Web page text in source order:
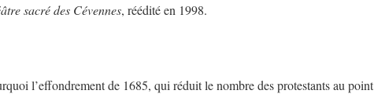
sacré des Cévennes, réédité en 1998.
l’effondrement de 1685, qui réduit le nombre des protestants au point